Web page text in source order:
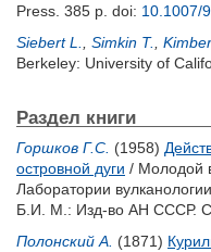
Press. 385 p. doi: 10.1007/
Siebert L.
Simkin T.
Berkeley: University of
Раздел книги
Горшков Г.С. (1958)
островной дуги / Молодой
Лаборатории
Б.И.
М.: Изд-во АН СССР.
Полонский А. (1871)